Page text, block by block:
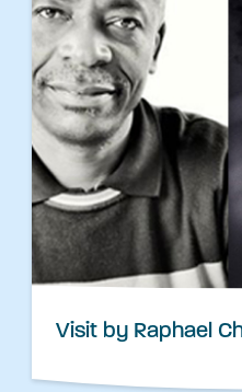
Visit by Raphael